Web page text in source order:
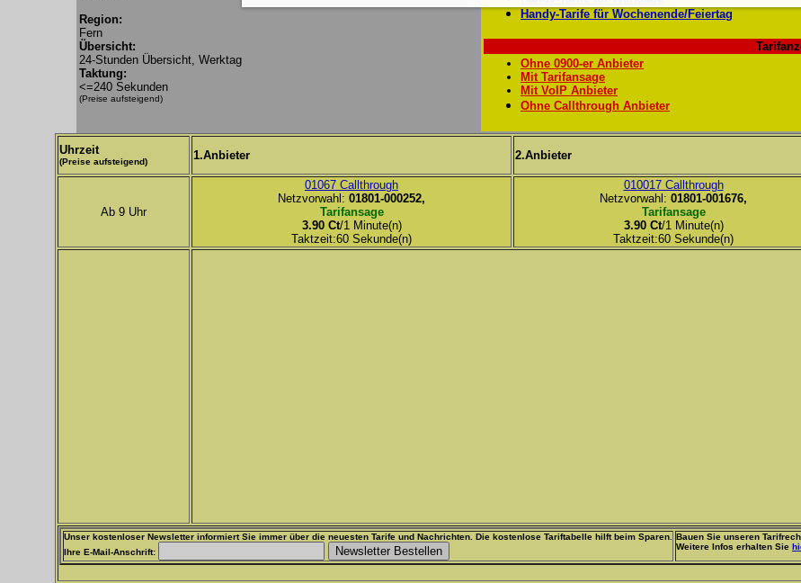
Region:
Fern
Übersicht:
24-Stunden Übersicht, Werktag
Taktung:
<=240 Sekunden
(Preise aufsteigend)
Handy-Tarife für Wochenende/Feiertag
Ohne 0900-er Anbieter
Mit Tarifansage
Mit VoIP Anbieter
Ohne Callthrough Anbieter
Uhrzeit
(Preise aufsteigend) 1.Anbieter 2.Anbieter
Ab 9 Uhr
01067 Callthrough
Netzvorwahl: 01801-000252,
Tarifansage
3.90 Ct/1 Minute(n)
Taktzeit:60 Sekunde(n)
010017 Callthrough
Netzvorwahl: 01801-001676,
Tarifansage
3.90 Ct/1 Minute(n)
Taktzeit:60 Sekunde(n)
Unser kostenloser Newsletter informiert Sie immer über die neuesten Tarife und Nachrichten. Die kostenlose Tariftabelle hilft beim Sparen.
Ihre E-Mail-Anschrift:
Bauen Sie unseren
Weitere Infos erhalten Sie